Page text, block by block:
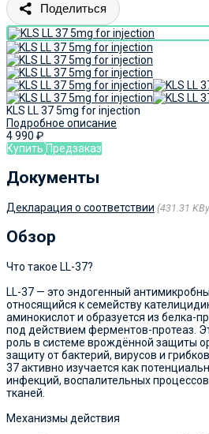
Поделиться
KLS LL 37 5mg for injection
Подробное описание
4 990 ₽
КупитьПредзаказ
Документы
Декларация о соответствии 431.31
Обзор
Что такое LL-37?
LL-37 — это эндогенный
относящийся к семейству
аминокислот и образуется из белка-
под действием ферментов-протеаз.
роль в системе врождённой защиты
защиту от бактерий, вирусов и
37 активно изучается как
инфекций, воспалительных
тканей.
Механизмы действия